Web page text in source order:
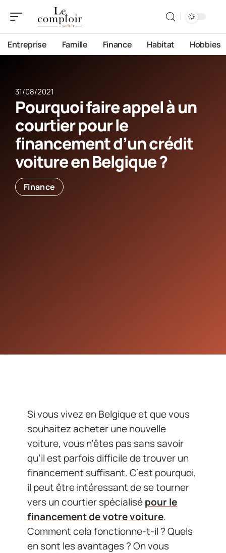
Entreprise Famille Finance Habitat Hobbies
31/08/2021
Pourquoi faire appel à un
courtier pour le
financement d’un crédit
voiture en Belgique ?
Finance
Si vous vivez en Belgique et que vous
souhaitez acheter une nouvelle
voiture, vous n’êtes pas sans savoir
qu’il est parfois difficile de trouver un
financement suffisant. C’est pourquoi,
il peut être intéressant de se tourner
vers un courtier spécialisépour le
financement de votre voiture.
Comment cela fonctionne-t-il ? Quels
en sont les avantages ? On vous